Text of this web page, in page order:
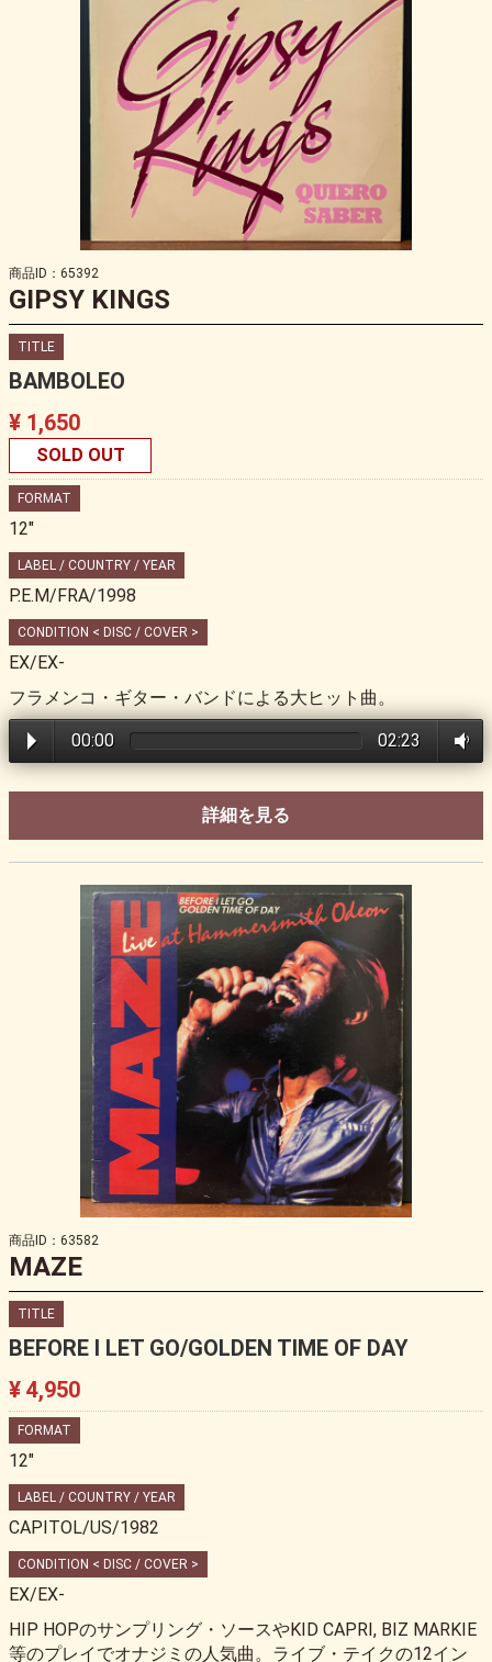
商品ID：65392
GIPSY KINGS
TITLE
BAMBOLEO
¥ 1,650
SOLD OUT
FORMAT
12"
LABEL / COUNTRY / YEAR
P.E.M/FRA/1998
CONDITION < DISC / COVER >
EX/EX-
フラメンコ・ギター・バンドによる大ヒット曲。
00:00 02:23
詳細を見る
商品ID：63582
MAZE
TITLE
BEFORE I LET GO/GOLDEN TIME OF DAY
¥ 4,950
FORMAT
12"
LABEL / COUNTRY / YEAR
CAPITOL/US/1982
CONDITION < DISC / COVER >
EX/EX-
HIP HOPのサンプリング・ソースやKID CAPRI, BIZ MARKIE
等のプレイでオナジミの人気曲。ライブ・テイクの12イン